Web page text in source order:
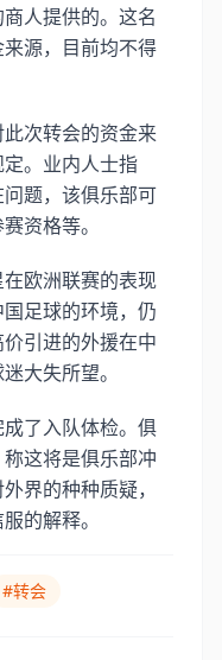
人提供的。这名
源，目前均不得
次转会的资金来
。业内人士指
题，该俱乐部可
资格等。
欧洲联赛的表现
足球的环境，仍
引进的外援在中
大失所望。
了入队体检。俱
这将是俱乐部冲
界的种种质疑，
的解释。
#转会